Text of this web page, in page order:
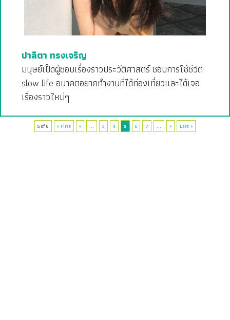
ปาลิตา ทรงเจริญ
มนุษย์เป็ดผู้ชอบเรื่องราวประวัติศาสตร์ ชอบการใช้ชีวิต
slow life อนาคตอยากทำงานที่ได้ท่องเที่ยวและได้เจอ
เรื่องราวใหม่ๆ
5 of 8 « First « ... 3 4 5 6 7 ... » Last »